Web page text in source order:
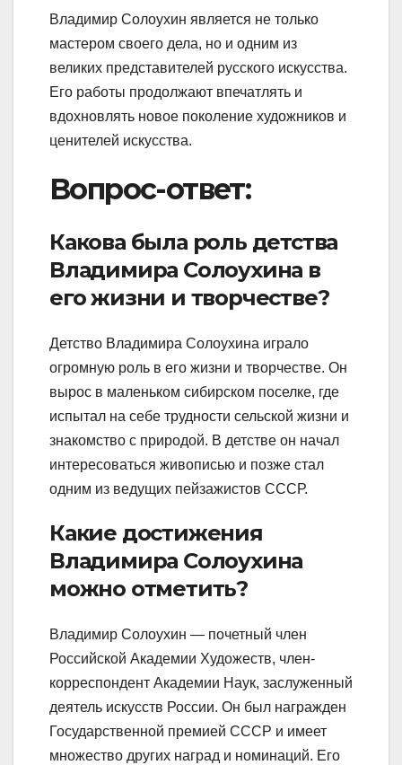
Владимир Солоухин является не только
мастером своего дела, но и одним из
великих представителей русского искусства.
Его работы продолжают впечатлять и
вдохновлять новое поколение художников и
ценителей искусства.
Вопрос-ответ:
Какова была роль детства
Владимира Солоухина в
его жизни и творчестве?
Детство Владимира Солоухина играло
огромную роль в его жизни и творчестве. Он
вырос в маленьком сибирском поселке, где
испытал на себе трудности сельской жизни и
знакомство с природой. В детстве он начал
интересоваться живописью и позже стал
одним из ведущих пейзажистов СССР.
Какие достижения
Владимира Солоухина
можно отметить?
Владимир Солоухин — почетный член
Российской Академии Художеств, член-
корреспондент Академии Наук, заслуженный
деятель искусств России. Он был награжден
Государственной премией СССР и имеет
множество других наград и номинаций. Его